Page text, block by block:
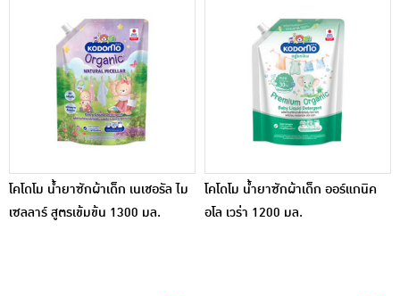
ขนมขบเคี้ยว และช็อคโกแลต
อาหารสด ผัก ผลไม้และเบเกอรี่
โคโดโม น้ำยาซักผ้าเด็ก เนเชอรัล ไม
เซลลาร์ สูตรเข้มข้น 1300 มล.
โคโดโม น้ำยาซักผ้าเด็ก ออร์แกนิค
อโล เวร่า 1200 มล.